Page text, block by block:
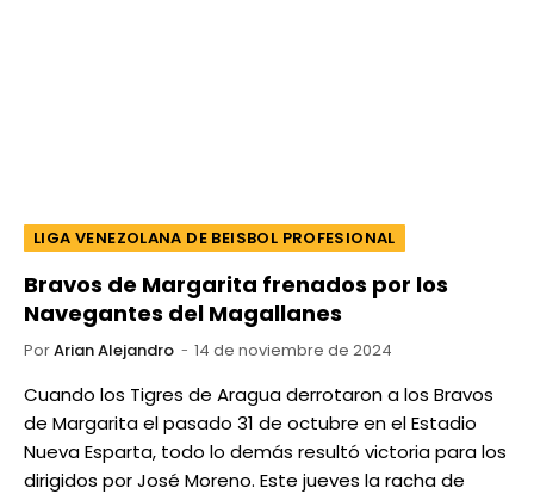
LIGA VENEZOLANA DE BEISBOL PROFESIONAL
Bravos de Margarita frenados por los
Navegantes del Magallanes
PorArian Alejandro 14 de noviembre de 2024
Cuando los Tigres de Aragua derrotaron a los Bravos
de Margarita el pasado 31 de octubre en el Estadio
Nueva Esparta, todo lo demás resultó victoria para los
dirigidos por José Moreno. Este jueves la racha de